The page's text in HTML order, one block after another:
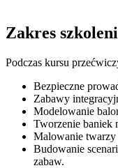
Zakres
Podczas kursu
Bezpieczne
Zabawy
Modelowanie
Tworzenie
Malowanie
Budowanie
zabaw.